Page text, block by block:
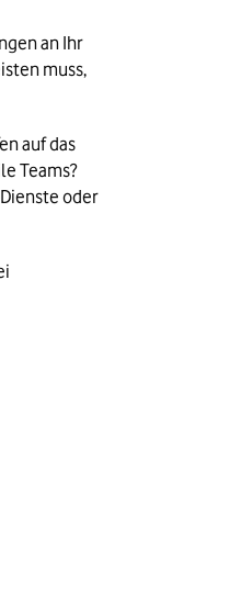
an Ihr
muss,
auf das
Teams?
oder